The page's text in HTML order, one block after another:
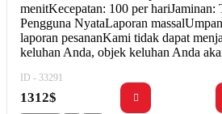
menitKecepatan: 100 per hariJaminan:
Pengguna NyataLaporan
laporan pesananKami tidak dapat
keluhan Anda, objek keluhan Anda
ID - 33291
1312$